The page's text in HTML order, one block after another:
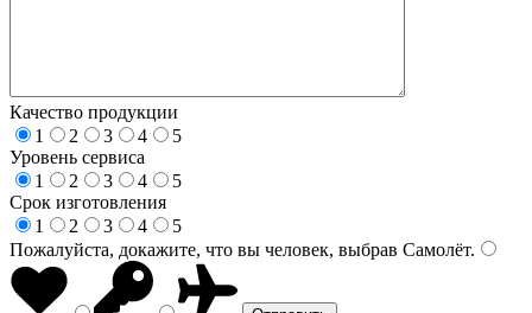
Качество продукции
1
2 3 4
5
Уровень сервиса
1
2 3 4
5
Срок изготовления
1
2 3 4
5
Пожалуйста, докажите, что вы человек, выбрав Самолёт.